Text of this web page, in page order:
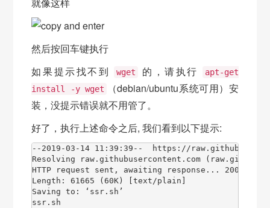
然后按回车键执行
如果提示找不到
wget 的，请执行
apt-get
install -y wget
（debian/ubuntu系统可用）安
装，没提示错误就不用管了。
好了，执行上述命令之后, 我们看到以下提示:
--2019-03-14 11:39:39--  https://
Resolving raw.githubusercontent.com
HTTP request sent, awaiting response... 200 OK
Length: 61665 (60K) [text/plain]
Saving to: ‘ssr.sh’
ssr.sh